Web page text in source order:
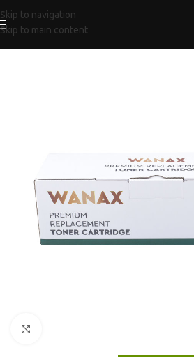
Skip to navigation
Skip to main content